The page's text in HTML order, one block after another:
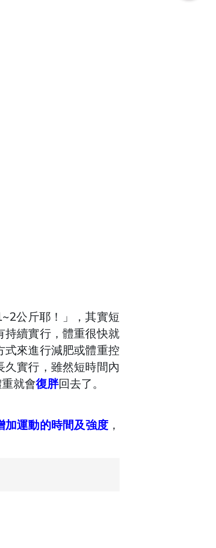
公斤耶！」，其實短
持續實行，體重很快就
來進行減肥或體重控
實行，雖然短時間內
就會復胖回去了。
加運動的時間及強度，